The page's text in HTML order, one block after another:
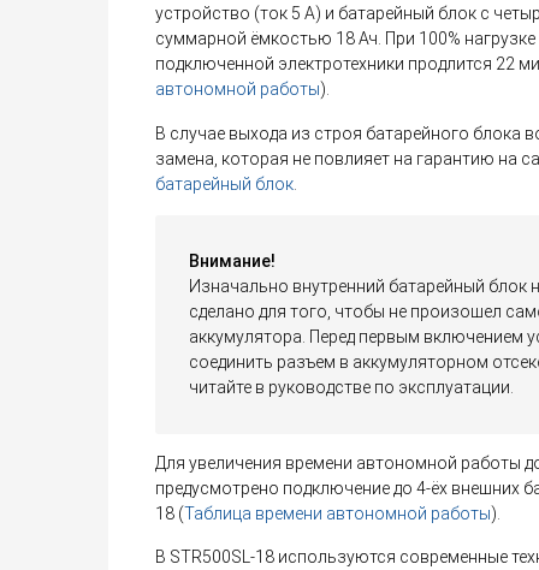
устройство (ток 5 А) и батарейный блок с
суммарной ёмкостью 18 Ач. При 100%
подключенной электротехники продлится 22
автономной работы).
В случае выхода из строя батарейного блока
замена, которая не повлияет на гарантию на
батарейный блок
Внимание!
Изначально внутренний батарейный блок
сделано для того, чтобы не произошел
аккумулятора. Перед первым включением
соединить разъем в аккумуляторном
читайте в руководстве по эксплуатации.
Для увеличения времени автономной работы
предусмотрено подключение до 4-ёх внешних
18 (Таблица времени автономной работы).
В STR500SL-18 используются современные